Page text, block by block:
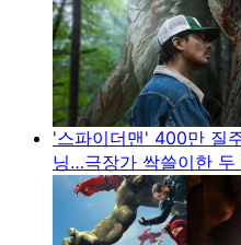
'스파이더맨' 400만 질
닝…극장가 싹쓸이한 두